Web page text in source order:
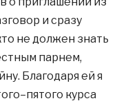
и сразу
не должен знать
парнем,
Благодаря ей я
курса